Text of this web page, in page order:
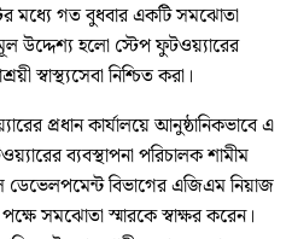
মধ্যে গত বুধবার একটি সমঝোতা
মূল উদ্দেশ্য হলো স্টেপ ফুটওয়্যারের
স্বাস্থ্যসেবা নিশ্চিত করা।
প্রধান কার্যালয়ে আনুষ্ঠানিকভাবে এ
ব্যবস্থাপনা পরিচালক শামীম
ডেভেলপমেন্ট বিভাগের এজিএম নিয়াজ
সমঝোতা স্মারকে স্বাক্ষর করেন।